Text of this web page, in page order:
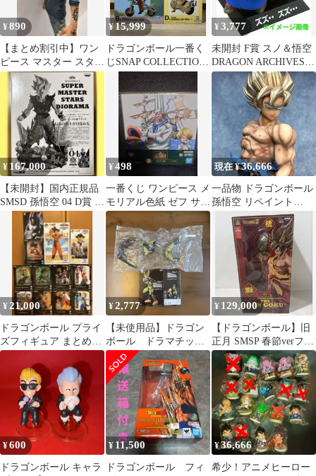
¥890
【まとめ割引中】ワン
ピース マスター スター
ツ ピース トラファルガ
ー・ロー
¥15,999
ドラゴンボール一番く
じSNAP COLLECTION
フィギュア孫悟飯ラン
チ悟空
¥ 3,777
未開封 F賞 スノ＆悟空
DRAGON ARCHIVES
アーカイブス 一番くじ
¥ 167,000
【未開封】国内正規品
SMSD 孫悟空 04 D賞 白
黒トーン彩色 一番くじ
¥498
一番くじ ワンピース メ
モリアル色紙 ゼフ サン
ジ2枚セット
現在 ¥36,666
一品物 ドラゴンボール
孫悟空 リペイント
extreme saiyan
¥ 21,000
ドラゴンボール プライ
ズフィギュア まとめ売
り 12点セット オムニ
¥2,777
【未使用品】ドラゴン
ボール ドラマチック
ショーケース セル
フィギュア
¥ 129,000
【ドラゴンボール】旧
正月 SMSP 春節verフィ
ギュア 未開封品 Lunar
¥600
ドラゴンボール キャラ
¥ 11,500
ドラゴンボール フィ
¥36,666
希少！アニメヒーロー